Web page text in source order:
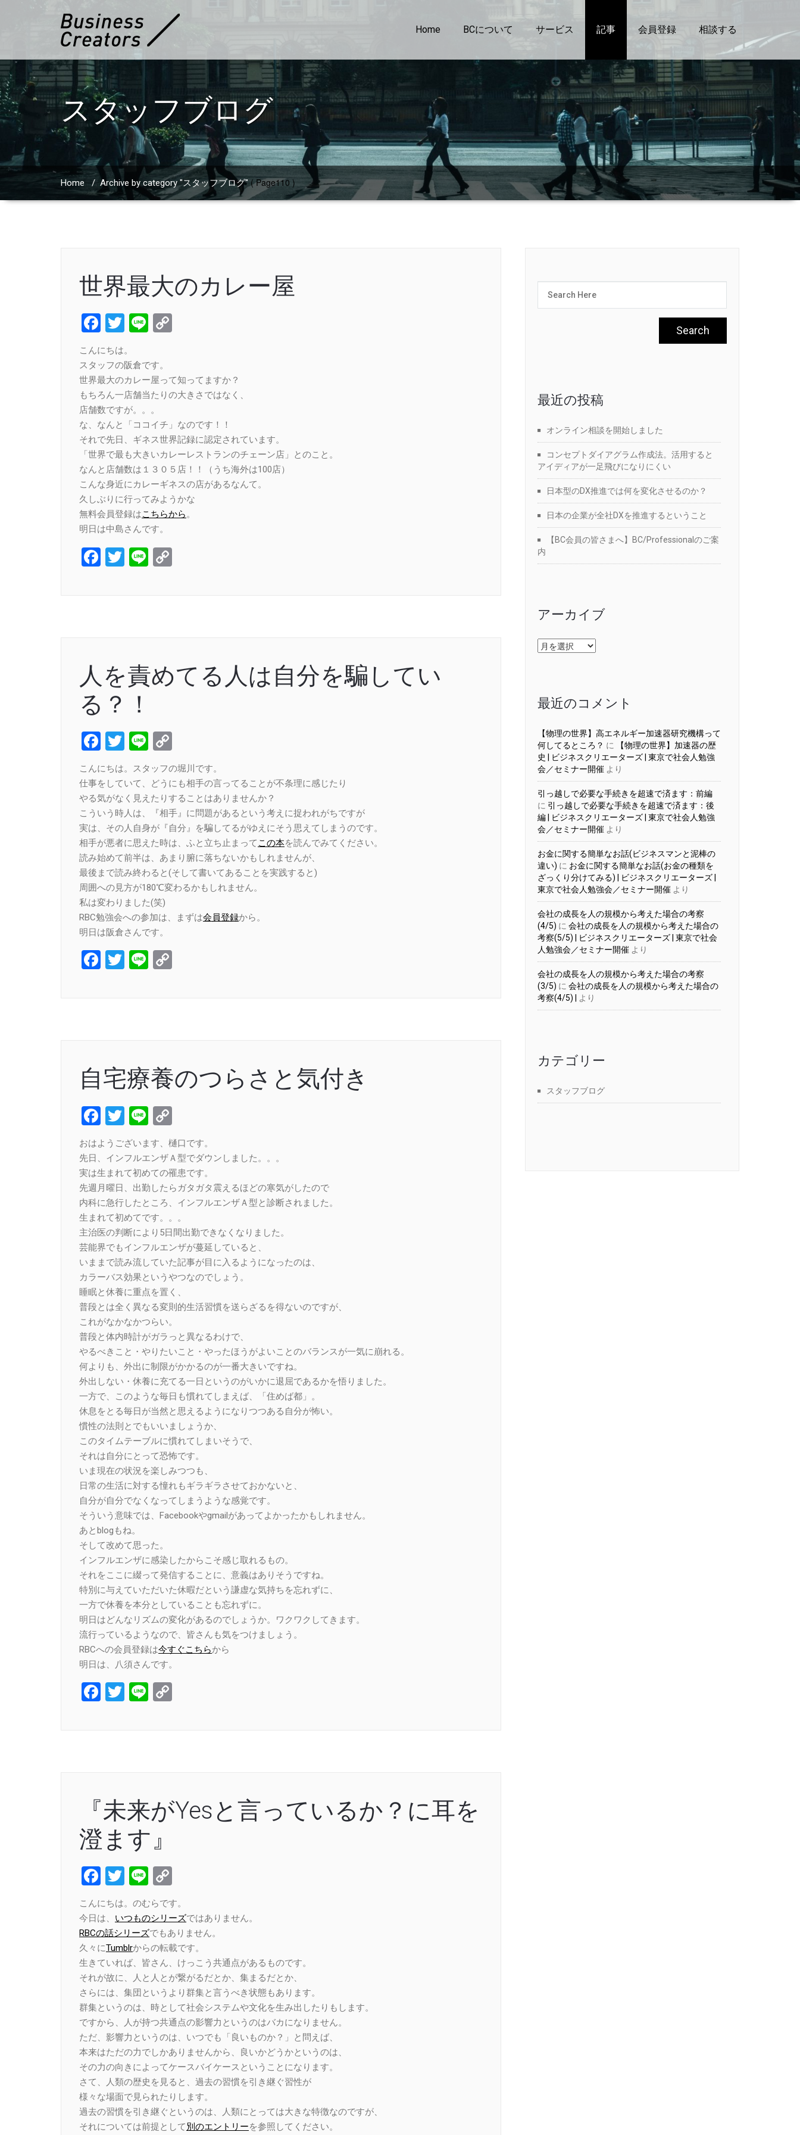
Home BCについて サービス 記事 会員登録 相談する
スタッフブログ
Home / Archive by category "スタッフブログ" ( Page110 )
世界最大のカレー屋
Facebook
Twitter
Line
こんにちは。
スタッフの阪倉です。
世界最大のカレー屋って知ってますか？
もちろん一店舗当たりの大きさではなく、
店舗数ですが。。。
な、なんと「ココイチ」なのです！！
それで先日、ギネス世界記録に認定されています。
「世界で最も大きいカレーレストランのチェーン店」とのこと。
なんと店舗数は１３０５店！！（うち海外は100店）
こんな身近にカレーギネスの店があるなんて。
久しぶりに行ってみようかな
無料会員登録はこちらから。
明日は中島さんです。
Facebook
Twitter
Line
人を責めてる人は自分を騙してい
る？！
Facebook
Twitter
Line
Link
こんにちは。スタッフの堀川です。
仕事をしていて、どうにも相手の言ってることが不条理に感じたり
やる気がなく見えたりすることはありませんか？
こういう時人は、『相手』に問題があるという考えに捉われがちですが
実は、その人自身が『自分』を騙してるがゆえにそう思えてしまうのです。
相手が悪者に思えた時は、ふと立ち止まって この本を読んでみてください。
読み始めて前半は、あまり腑に落ちないかもしれませんが、
最後まで読み終わると(そして書いてあることを実践すると)
周囲への見方が180℃変わるかもしれません。
私は変わりました(笑)
RBC勉強会への参加は、まずは会員登録から。
明日は阪倉さんです。
Facebook
Twitter
Line
自宅療養のつらさと気付き
Facebook
Twitter
Line
Link
おはようございます、樋口です。
先日、インフルエンザＡ型でダウンしました。。。
実は生まれて初めての罹患です。
先週月曜日、出勤したらガタガタ震えるほどの寒気がしたので
内科に急行したところ、インフルエンザＡ型と診断されました。
生まれて初めてです。。。
主治医の判断により5日間出勤できなくなりました。
芸能界でもインフルエンザが蔓延していると、
いままで読み流していた記事が目に入るようになったのは、
カラーバス効果というやつなのでしょう。
睡眠と休養に重点を置く、
普段とは全く異なる変則的生活習慣を送らざるを得ないのですが、
これがなかなかつらい。
普段と体内時計がガラっと異なるわけで、
やるべきこと・やりたいこと・やったほうがよいことのバランスが一気に崩れる。
何よりも、外出に制限がかかるのが一番大きいですね。
外出しない・休養に充てる一日というのがいかに退屈であるかを悟りました。
一方で、このような毎日も慣れてしまえば、「住めば都」。
休息をとる毎日が当然と思えるようになりつつある自分が怖い。
慣性の法則とでもいいましょうか、
このタイムテーブルに慣れてしまいそうで、
それは自分にとって恐怖です。
いま現在の状況を楽しみつつも、
日常の生活に対する憧れもギラギラさせておかないと、
自分が自分でなくなってしまうような感覚です。
そういう意味では、Facebookやgmailがあってよかったかもしれません。
あとblogもね。
そして改めて思った。
インフルエンザに感染したからこそ感じ取れるもの。
それをここに綴って発信することに、意義はありそうですね。
特別に与えていただいた休暇だという謙虚な気持ちを忘れずに、
一方で休養を本分としていることも忘れずに。
明日はどんなリズムの変化があるのでしょうか。ワクワクしてきます。
流行っているようなので、皆さんも気をつけましょう。
RBCへの会員登録は今すぐこちらから
明日は、八須さんです。
Facebook
Twitter
Line
『未来がYesと言っているか？に耳を
澄ます』
Facebook
Twitter
Line
Link
こんにちは。のむらです。
今日は、 いつものシリーズではありません。
RBCの話シリーズでもありません。
久々にTumblrからの転載です。
生きていれば、皆さん、けっこう共通点があるものです。
それが故に、人と人とが繋がるだとか、集まるだとか、
さらには、集団というより群集と言うべき状態もあります。
群集というのは、時として社会システムや文化を生み出したりもします。
ですから、人が持つ共通点の影響力というのはバカになりません。
ただ、影響力というのは、いつでも「良いものか？」と問えば、
本来はただの力でしかありませんから、良いかどうかというのは、
その力の向きによってケースバイケースということになります。
さて、人類の歴史を見ると、過去の習慣を引き継ぐ習性が
様々な場面で見られたりします。
過去の習慣を引き継ぐというのは、人類にとっては大きな特徴なのですが、
それについては前提として別のエントリーを参照してください。
最近の投稿
オンライン相談を開始しました
コンセプトダイアグラム作成法。活用すると
アイディアが一足飛びになりにくい
日本型のDX推進では何を変化させるのか？
日本の企業が全社DXを推進するということ
【BC会員の皆さまへ】BC/Professionalのご案
内
アーカイブ
ア
ー
最近のコメント
【物理の世界】高エネルギー加速器研究機構って
何してるところ？ に
【物理の世界】加速器の歴
史 | ビジネスクリエーターズ | 東京で社会人勉強
会／セミナー開催 より
引っ越しで必要な手続きを超速で済ます：前編
に 引っ越しで必要な手続きを超速で済ます：後
編 | ビジネスクリエーターズ | 東京で社会人勉強
会／セミナー開催 より
お金に関する簡単なお話(ビジネスマンと泥棒の
違い) に お金に関する簡単なお話(お金の種類を
ざっくり分けてみる) | ビジネスクリエーターズ |
東京で社会人勉強会／セミナー開催 より
会社の成長を人の規模から考えた場合の考察
(4/5) に 会社の成長を人の規模から考えた場合の
考察(5/5) | ビジネスクリエーターズ | 東京で社会
人勉強会／セミナー開催 より
会社の成長を人の規模から考えた場合の考察
(3/5) に 会社の成長を人の規模から考えた場合の
考察(4/5) |
より
カテゴリー
スタッフブログ